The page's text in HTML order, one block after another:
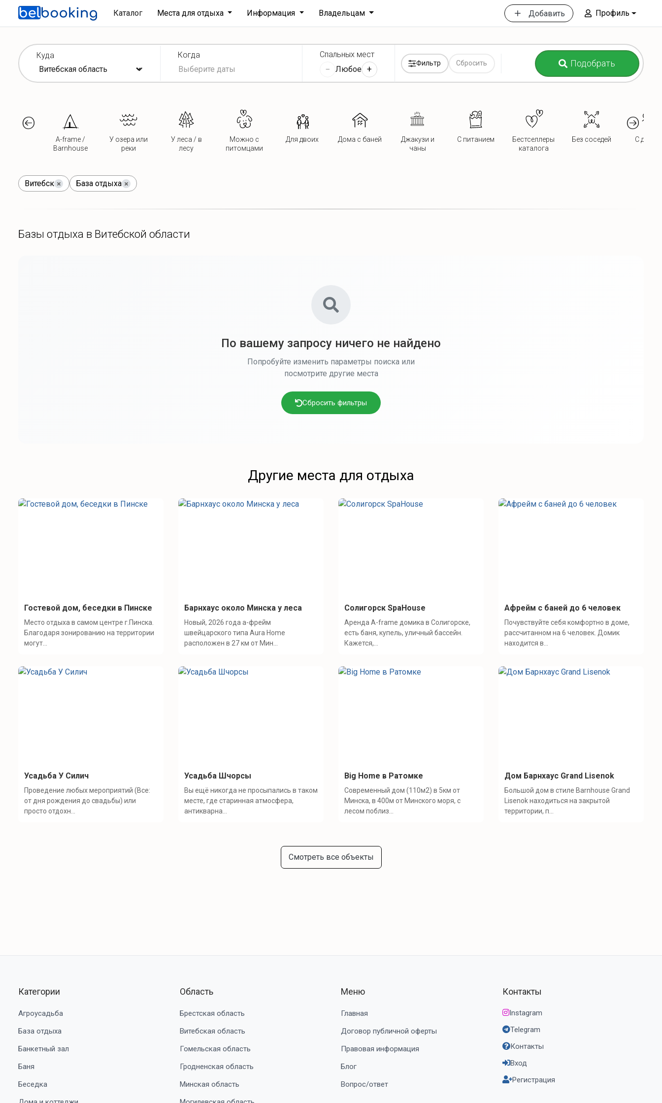
Каталог Места для отдыха Информация Владельцам Добавить Профиль
Куда Когда Спальных мест
− Любое +
Фильтр Сбросить Подобрать
A-frame /
Barnhouse
У озера или
реки
У леса / в
лесу
Можно с
питомцами
Для двоих Дома с баней
Джакузи и
чаны
С питанием
Бестселлеры
каталога
Без соседей С
Витебск База отдыха
Базы отдыха в Витебской области
По вашему запросу ничего не найдено
Попробуйте изменить параметры поиска или
посмотрите другие места
Сбросить фильтры
Другие места для отдыха
Гостевой дом, беседки в Пинске
Место отдыха в самом центре г.Пинска.
Благодаря зонированию на территории
могут...
Барнхаус около Минска у леса
Новый, 2026 года а-фрейм
швейцарского типа Aura Home
расположен в 27 км от Мин...
Солигорск SpaHouse
Аренда A-frame домика в Солигорске,
есть баня, купель, уличный бассейн.
Кажется,...
Афрейм с баней до 6 человек
Почувствуйте себя комфортно в доме,
рассчитанном на 6 человек. Домик
находится в...
Усадьба У Силич
Проведение любых мероприятий (Все:
от дня рождения до свадьбы) или
просто отдохн...
Усадьба Шчорсы
Вы ещё никогда не просыпались в таком
месте, где старинная атмосфера,
антикварна...
Big Home в Ратомке
Современный дом (110м2) в 5км от
Минска, в 400м от Минского моря, с
лесом поблиз...
Дом Барнхаус Grand Lisenok
Большой дом в стиле Barnhouse Grand
Lisenok находиться на закрытой
территории, п...
Смотреть все объекты
Категории
Агроусадьба
База отдыха
Банкетный зал
Баня
Беседка
Область
Брестская область
Витебская область
Гомельская область
Гродненская область
Минская область
Меню
Главная
Договор публичной оферты
Правовая информация
Блог
Вопрос/ответ
Контакты
Instagram
Telegram
Контакты
Вход
Регистрация